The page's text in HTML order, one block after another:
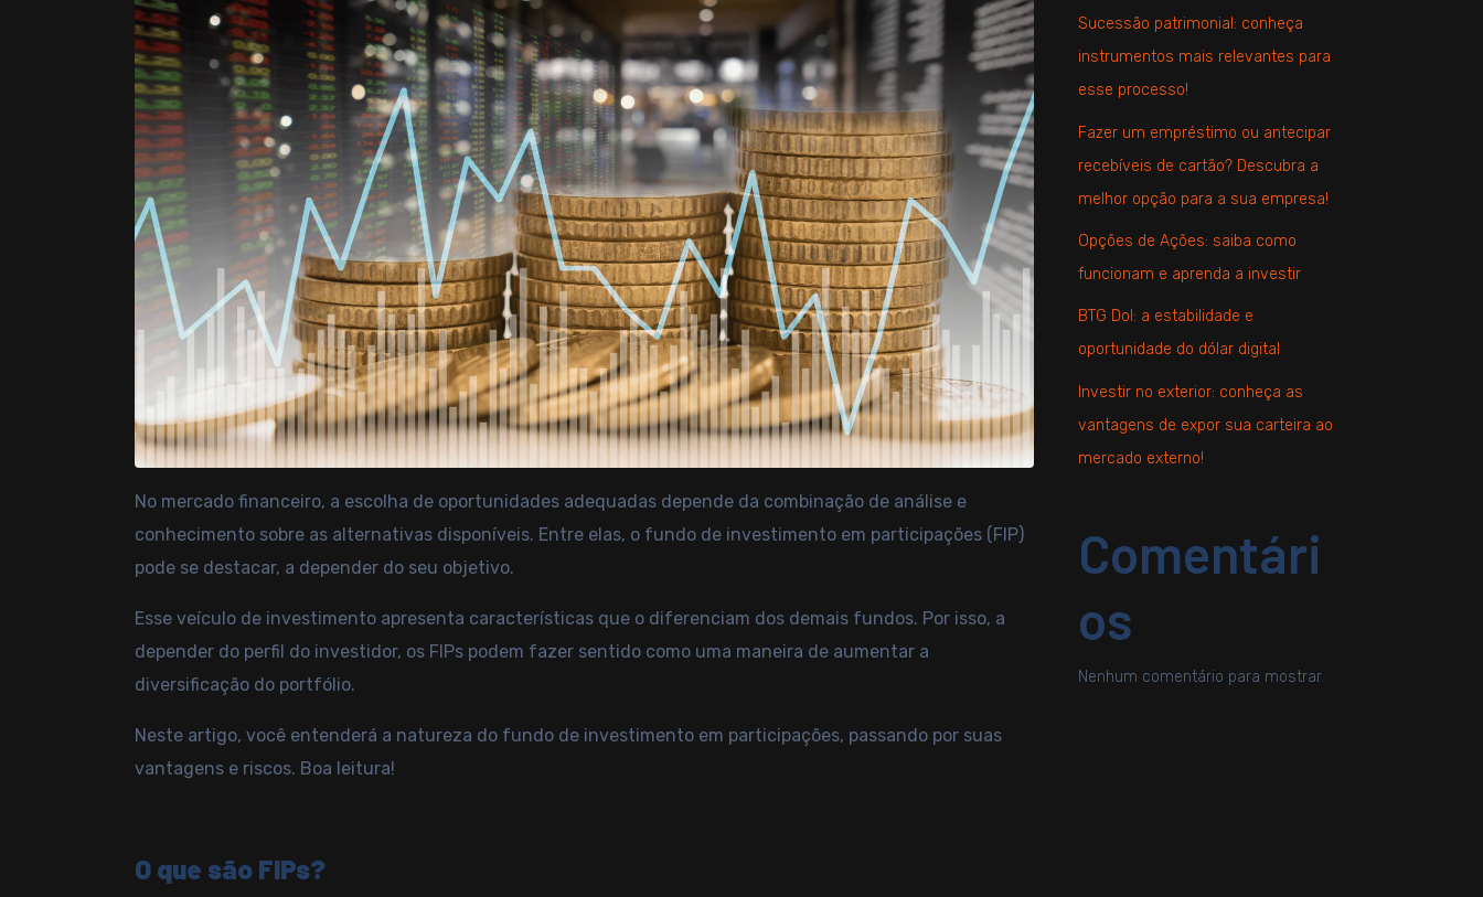
No mercado financeiro, a escolha de oportunidades adequadas depende da combinação de análise e
conhecimento sobre as alternativas disponíveis. Entre elas, o fundo de investimento em participações (FIP)
pode se destacar, a depender do seu objetivo.
Esse veículo de investimento apresenta características que o diferenciam dos demais fundos. Por isso, a
depender do perfil do investidor, os FIPs podem fazer sentido como uma maneira de aumentar a
diversificação do portfólio.
Neste artigo, você entenderá a natureza do fundo de investimento em participações, passando por suas
vantagens e riscos. Boa leitura!
O que são FIPs?
Sucessão patrimonial: conheça
instrumentos mais relevantes para
esse processo!
Fazer um empréstimo ou antecipar
recebíveis de cartão? Descubra a
melhor opção para a sua empresa!
Opções de Ações: saiba como
funcionam e aprenda a investir
BTG Dol: a estabilidade e
oportunidade do dólar digital
Investir no exterior: conheça as
vantagens de expor sua carteira ao
mercado externo!
Comentári
os
Nenhum comentário para mostrar.